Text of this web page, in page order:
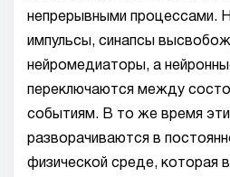
непрерывными процессами.
импульсы, синапсы
нейромедиаторы, а
переключаются между
событиям. В то же время
разворачиваются в
физической среде, которая